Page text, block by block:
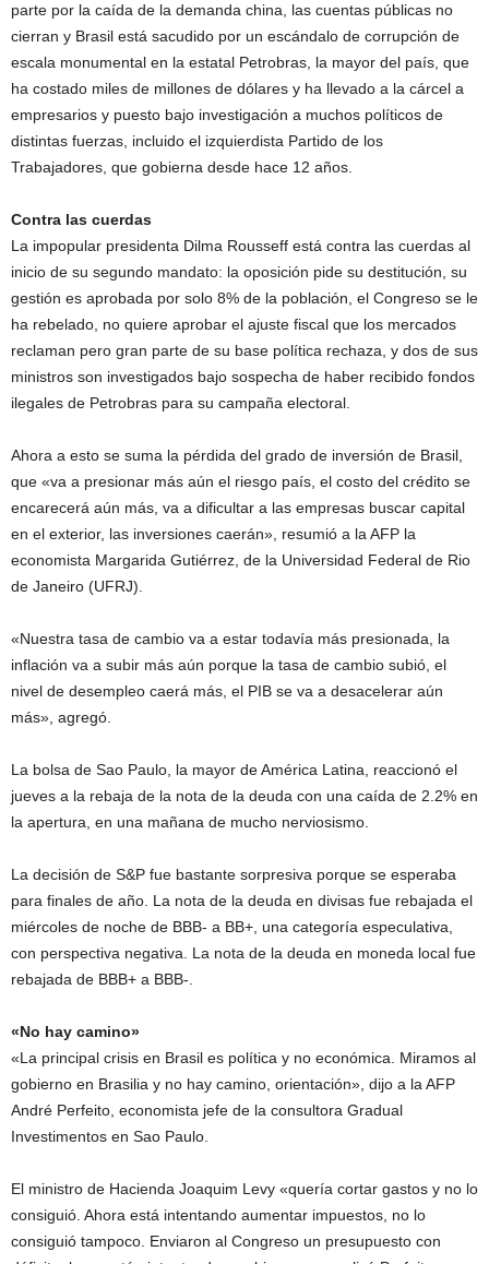
parte por la caída de la demanda china, las cuentas públicas no
cierran y Brasil está sacudido por un escándalo de corrupción de
escala monumental en la estatal Petrobras, la mayor del país, que
ha costado miles de millones de dólares y ha llevado a la cárcel a
empresarios y puesto bajo investigación a muchos políticos de
distintas fuerzas, incluido el izquierdista Partido de los
Trabajadores, que gobierna desde hace 12 años.
Contra las cuerdas
La impopular presidenta Dilma Rousseff está contra las cuerdas al
inicio de su segundo mandato: la oposición pide su destitución, su
gestión es aprobada por solo 8% de la población, el Congreso se le
ha rebelado, no quiere aprobar el ajuste fiscal que los mercados
reclaman pero gran parte de su base política rechaza, y dos de sus
ministros son investigados bajo sospecha de haber recibido fondos
ilegales de Petrobras para su campaña electoral.
Ahora a esto se suma la pérdida del grado de inversión de Brasil,
que «va a presionar más aún el riesgo país, el costo del crédito se
encarecerá aún más, va a dificultar a las empresas buscar capital
en el exterior, las inversiones caerán», resumió a la AFP la
economista Margarida Gutiérrez, de la Universidad Federal de Rio
de Janeiro (UFRJ).
«Nuestra tasa de cambio va a estar todavía más presionada, la
inflación va a subir más aún porque la tasa de cambio subió, el
nivel de desempleo caerá más, el PIB se va a desacelerar aún
más», agregó.
La bolsa de Sao Paulo, la mayor de América Latina, reaccionó el
jueves a la rebaja de la nota de la deuda con una caída de 2.2% en
la apertura, en una mañana de mucho nerviosismo.
La decisión de S&P fue bastante sorpresiva porque se esperaba
para finales de año. La nota de la deuda en divisas fue rebajada el
miércoles de noche de BBB- a BB+, una categoría especulativa,
con perspectiva negativa. La nota de la deuda en moneda local fue
rebajada de BBB+ a BBB-.
«No hay camino»
«La principal crisis en Brasil es política y no económica. Miramos al
gobierno en Brasilia y no hay camino, orientación», dijo a la AFP
André Perfeito, economista jefe de la consultora Gradual
Investimentos en Sao Paulo.
El ministro de Hacienda Joaquim Levy «quería cortar gastos y no lo
consiguió. Ahora está intentando aumentar impuestos, no lo
consiguió tampoco. Enviaron al Congreso un presupuesto con